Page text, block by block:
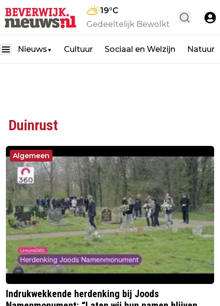
19°C
Gedeeltelijk Bewolkt
Nieuws ▼ Cultuur Sociaal en Welzijn Natuur
Duinrust
Algemeen
Indrukwekkende herdenking bij Joods